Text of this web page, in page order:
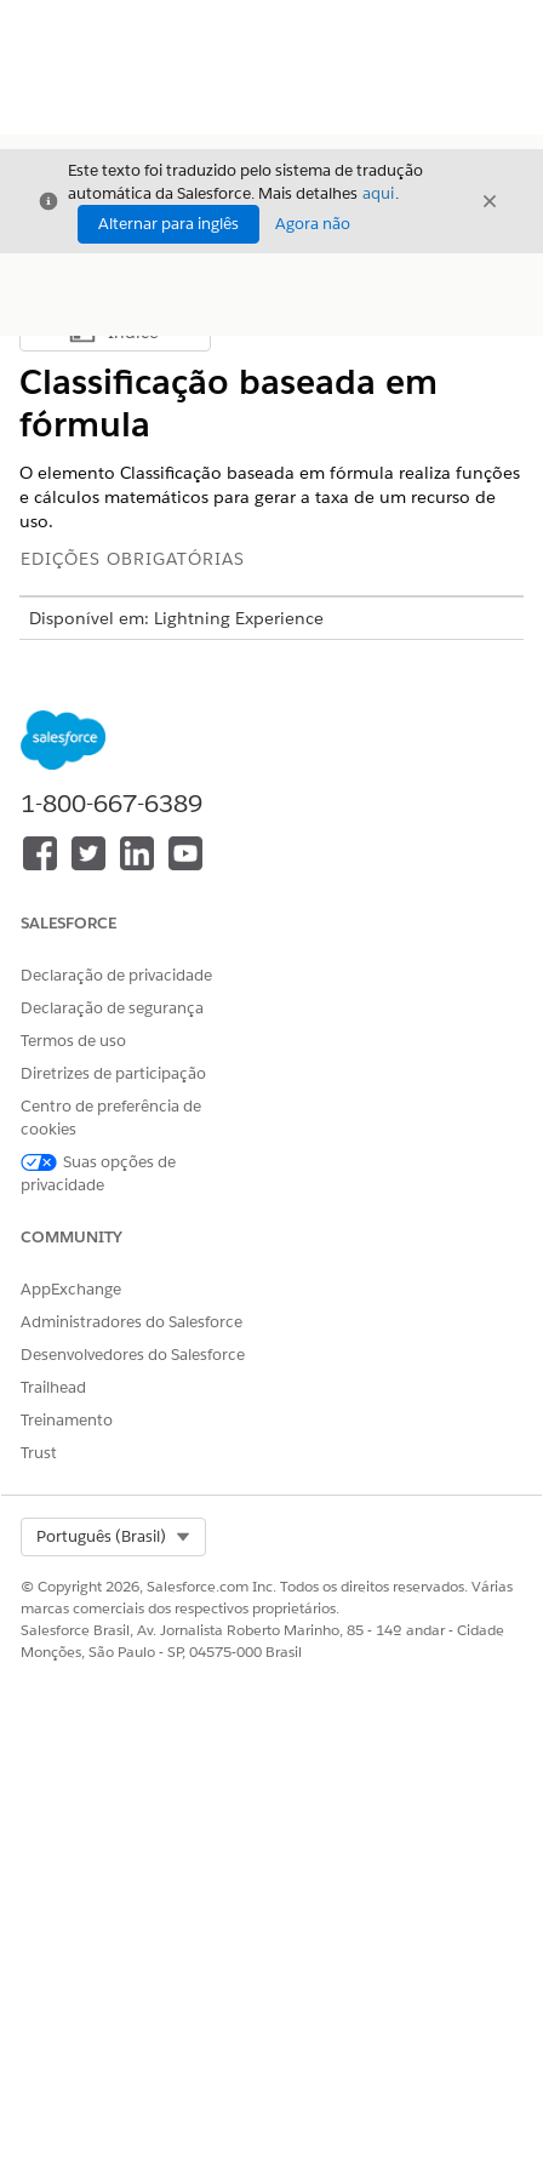
Fechar
Este texto foi traduzido pelo sistema de tradução
automática da Salesforce. Mais detalhes aqui.
Alternar para inglês
Agora não
Fechar
Mostrar índice
Índice
Classificação baseada em
fórmula
O elemento Classificação baseada em fórmula realiza funções
e cálculos matemáticos para gerar a taxa de um recurso de
uso.
EDIÇÕES OBRIGATÓRIAS
Disponível em: Lightning Experience
unitária líquida dos produtos de uso adicionando um
ao seu procedimento de classificação.
cálculo, adicione uma fórmula matemática usando
marcas de contexto ou recursos constantes.
No campo Variável de saída, especifique a marca de
cálculo.
Aqui, estamos usando a marca de contexto NetUnitRate
uso em três unidades.
ESTE ARTIGO RESOLVEU SEU PROBLEMA?
Diga-nos para podermos melhorar!
Sim Não
1-800-667-6389
SALESFORCE
Declaração de privacidade
Declaração de segurança
Termos de uso
Diretrizes de participação
Centro de preferência de
cookies
Suas opções de
privacidade
COMMUNITY
AppExchange
Administradores do Salesforce
Desenvolvedores do Salesforce
Trailhead
Treinamento
Trust
Português (Brasil)
© Copyright 2026, Salesforce.com Inc. Todos os direitos reservados. Várias
marcas comerciais dos respectivos proprietários.
Salesforce Brasil, Av. Jornalista Roberto Marinho, 85 - 14º andar - Cidade
Monções, São Paulo - SP, 04575-000 Brasil